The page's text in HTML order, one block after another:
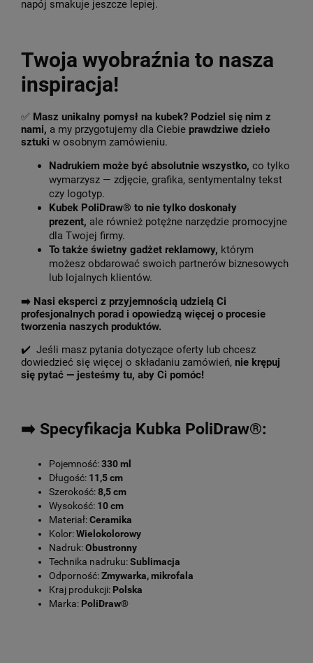
napój smakuje jeszcze lepiej.
Twoja wyobraźnia to nasza
inspiracja!
✅ Masz unikalny pomysł na kubek? Podziel się nim z
nami, a my przygotujemy dla Ciebie prawdziwe dzieło
sztuki w osobnym zamówieniu.
Nadrukiem może być absolutnie wszystko, co tylko
wymarzysz — zdjęcie, grafika, sentymentalny tekst
czy logotyp.
Kubek PoliDraw® to nie tylko doskonały
prezent, ale również potężne narzędzie promocyjne
dla Twojej firmy.
To także świetny gadżet reklamowy, którym
możesz obdarować swoich partnerów biznesowych
lub lojalnych klientów.
➡️ Nasi eksperci z przyjemnością udzielą Ci
profesjonalnych porad i opowiedzą więcej o procesie
tworzenia naszych produktów.
✔️ Jeśli masz pytania dotyczące oferty lub chcesz
dowiedzieć się więcej o składaniu zamówień, nie krępuj
się pytać — jesteśmy tu, aby Ci pomóc!
➡️ Specyfikacja Kubka PoliDraw®:
Pojemność:330 ml
Długość: 11,5 cm
Szerokość:8,5 cm
Wysokość: 10 cm
Materiał:Ceramika
Kolor:Wielokolorowy
Nadruk:Obustronny
Technika nadruku:Sublimacja
Odporność:Zmywarka, mikrofala
Kraj produkcji: Polska
Marka: PoliDraw®